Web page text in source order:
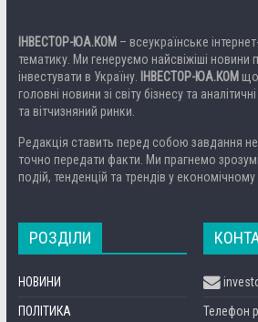
ІНВЕСТОР-ЮА.КОМ – всеукраїнське
тематику. Ми генеруємо найсвіжіші новини
інвестувати в Україну. ІНВЕСТОР-ЮА.КОМ
головні новини зі світу бізнесу та
та вітчизняний ринки.
Редакція ставить перед собою завдання
точно передати факти. Ми прагнемо
подій, тенденцій та трендів у економічному
РОЗДІЛИ
НОВИНИ
ПОЛІТИКА
Телефон